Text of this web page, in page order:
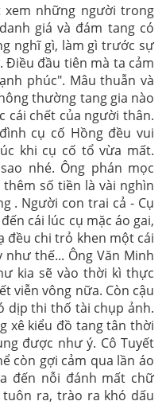
những người trong
giá và đám tang có
nghĩ gì, làm gì trước sự
Điều đầu tiên mà ta cảm
phúc". Mâu thuẫn và
thường tang gia nào
cái chết của người thân.
cụ cố Hồng đều vui
khi cụ cố tổ vừa mất.
nhé. Ông phán mọc
số tiền là vài nghìn
. Người con trai cả - Cụ
cái lúc cụ mặc áo gai,
đều chi trỏ khen một cái
thế... Ông Văn Minh
kia sẽ vào thời kì thực
viễn vông nữa. Còn cậu
dịp thi thố tài chụp ảnh.
xê kiểu đồ tang tân thời
được như ý. Cô Tuyết
còn gợi cảm qua lần áo
đến nỗi đánh mất chữ
ra, trào ra khó dấu